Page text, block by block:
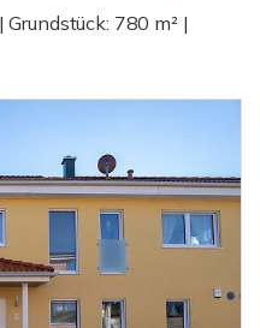
Grundstück: 780 m² |